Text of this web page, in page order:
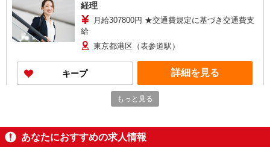
経理
月給307800円 ★交通費規定に基づき交通費支
給
東京都港区（表参道駅）
キープ 詳細を見る
人事労務/一般事務
時給2050円 月収例：287000円 ★交通費規定に
もっと見る
あなたにおすすめの求人情報